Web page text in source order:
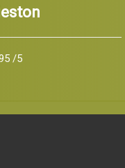
/5